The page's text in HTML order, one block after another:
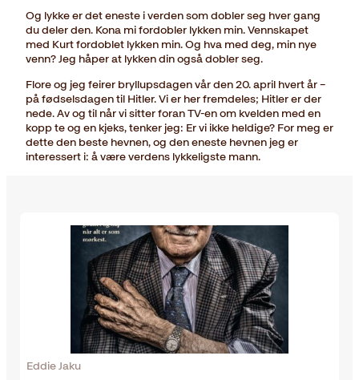
Og lykke er det eneste i verden som dobler seg hver gang
du deler den. Kona mi fordobler lykken min. Vennskapet
med Kurt fordoblet lykken min. Og hva med deg, min nye
venn? Jeg håper at lykken din også dobler seg.
Flore og jeg feirer bryllupsdagen vår den 20. april hvert år –
på fødselsdagen til Hitler. Vi er her fremdeles; Hitler er der
nede. Av og til når vi sitter foran TV-en om kvelden med en
kopp te og en kjeks, tenker jeg: Er vi ikke heldige? For meg er
dette den beste hevnen, og den eneste hevnen jeg er
interessert i: å være verdens lykkeligste mann.
Eddie Jaku